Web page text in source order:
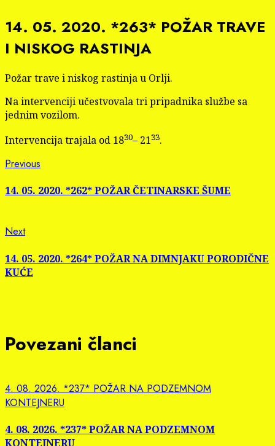
14. 05. 2020. *263* POŽAR TRAVE
I NISKOG RASTINJA
Požar trave i niskog rastinja u Orlji.
Na intervenciji učestvovala tri pripadnika službe sa
jednim vozilom.
Intervencija trajala od 1830– 2133.
Continue
Reading
Previous
14. 05. 2020. *262* POŽAR ČETINARSKE ŠUME
NextNext
14. 05. 2020. *264* POŽAR NA DIMNJAKU PORODIČNE
KUĆE
Povezani članci
4. 08. 2026. *237* POŽAR NA PODZEMNOM
KONTEJNERU
4. 08. 2026. *237* POŽAR NA PODZEMNOM
KONTEJNERU